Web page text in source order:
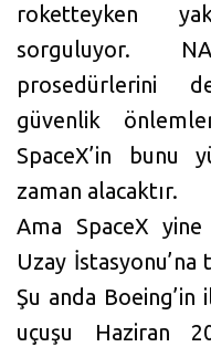
roketteyken
sorguluyor.
prosedürlerini
güvenlik
SpaceX’in bunu
zaman alacaktır.
Ama SpaceX
Uzay İstasyonu’na
Şu anda
uçuşu Haziran